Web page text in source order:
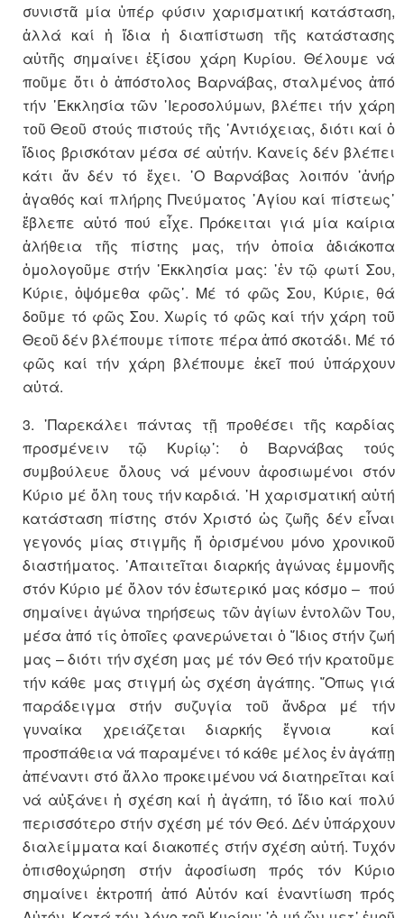
συνιστᾶ μία ὑπέρ φύσιν χαρισματική κατάσταση,
ἀλλά καί ἡ ἴδια ἡ διαπίστωση τῆς κατάστασης
αὐτῆς σημαίνει ἐξίσου χάρη Κυρίου. Θέλουμε νά
ποῦμε ὅτι ὁ ἀπόστολος Βαρνάβας, σταλμένος ἀπό
τήν ᾽Εκκλησία τῶν ῾Ιεροσολύμων, βλέπει τήν χάρη
τοῦ Θεοῦ στούς πιστούς τῆς ᾽Αντιόχειας, διότι καί ὁ
ἴδιος βρισκόταν μέσα σέ αὐτήν. Κανείς δέν βλέπει
κάτι ἄν δέν τό ἔχει. ῾Ο Βαρνάβας λοιπόν ῾ἀνήρ
ἀγαθός καί πλήρης Πνεύματος ῾Αγίου καί πίστεως᾽
ἔβλεπε αὐτό πού εἶχε. Πρόκειται γιά μία καίρια
ἀλήθεια τῆς πίστης μας, τήν ὁποία ἀδιάκοπα
ὁμολογοῦμε στήν ᾽Εκκλησία μας: ῾ἐν τῷ φωτί Σου,
Κύριε, ὀψόμεθα φῶς᾽. Μέ τό φῶς Σου, Κύριε, θά
δοῦμε τό φῶς Σου. Χωρίς τό φῶς καί τήν χάρη τοῦ
Θεοῦ δέν βλέπουμε τίποτε πέρα ἀπό σκοτάδι. Μέ τό
φῶς καί τήν χάρη βλέπουμε ἐκεῖ πού ὑπάρχουν
αὐτά.
3. ῾Παρεκάλει πάντας τῇ προθέσει τῆς καρδίας
προσμένειν τῷ Κυρίῳ᾽: ὁ Βαρνάβας τούς
συμβούλευε ὅλους νά μένουν ἀφοσιωμένοι στόν
Κύριο μέ ὅλη τους τήν καρδιά. ῾Η χαρισματική αὐτή
κατάσταση πίστης στόν Χριστό ὡς ζωῆς δέν εἶναι
γεγονός μίας στιγμῆς ἤ ὁρισμένου μόνο χρονικοῦ
διαστήματος. ᾽Απαιτεῖται διαρκής ἀγώνας ἐμμονῆς
στόν Κύριο μέ ὅλον τόν ἐσωτερικό μας κόσμο – πού
σημαίνει ἀγώνα τηρήσεως τῶν ἁγίων ἐντολῶν Του,
μέσα ἀπό τίς ὁποῖες φανερώνεται ὁ ῎Ιδιος στήν ζωή
μας – διότι τήν σχέση μας μέ τόν Θεό τήν κρατοῦμε
τήν κάθε μας στιγμή ὡς σχέση ἀγάπης. ῞Οπως γιά
παράδειγμα στήν συζυγία τοῦ ἄνδρα μέ τήν
γυναίκα χρειάζεται διαρκής ἔγνοια καί
προσπάθεια νά παραμένει τό κάθε μέλος ἐν ἀγάπῃ
ἀπέναντι στό ἄλλο προκειμένου νά διατηρεῖται καί
νά αὐξάνει ἡ σχέση καί ἡ ἀγάπη, τό ἴδιο καί πολύ
περισσότερο στήν σχέση μέ τόν Θεό. Δέν ὑπάρχουν
διαλείμματα καί διακοπές στήν σχέση αὐτή. Τυχόν
ὀπισθοχώρηση στήν ἀφοσίωση πρός τόν Κύριο
σημαίνει ἐκτροπή ἀπό Αὐτόν καί ἐναντίωση πρός